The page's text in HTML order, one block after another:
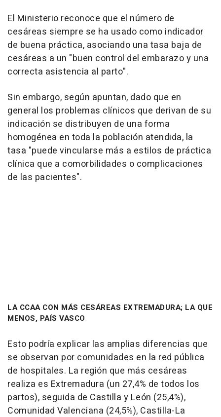
El Ministerio reconoce que el número de
cesáreas siempre se ha usado como indicador
de buena práctica, asociando una tasa baja de
cesáreas a un "buen control del embarazo y una
correcta asistencia al parto".
Sin embargo, según apuntan, dado que en
general los problemas clínicos que derivan de su
indicación se distribuyen de una forma
homogénea en toda la población atendida, la
tasa "puede vincularse más a estilos de práctica
clínica que a comorbilidades o complicaciones
de las pacientes".
LA CCAA CON MÁS CESÁREAS EXTREMADURA; LA QUE
MENOS, PAÍS VASCO
Esto podría explicar las amplias diferencias que
se observan por comunidades en la red pública
de hospitales. La región que más cesáreas
realiza es Extremadura (un 27,4% de todos los
partos), seguida de Castilla y León (25,4%),
Comunidad Valenciana (24,5%), Castilla-La